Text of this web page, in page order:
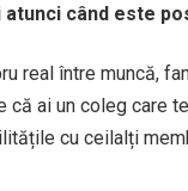
când este
real între muncă,
că ai un coleg care
cu ceilalți